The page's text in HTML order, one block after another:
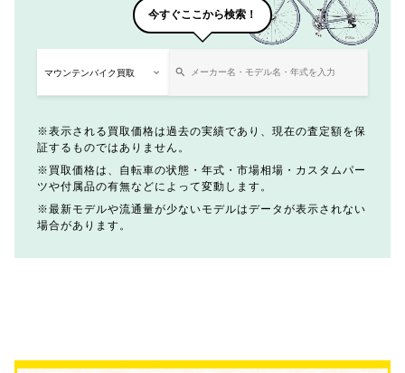
今すぐここから検索！
表示される買取価格は過去の実績であり、現在の査定額を保
証するものではありません。
買取価格は、自転車の状態・年式・市場相場・カスタムパー
ツや付属品の有無などによって変動します。
最新モデルや流通量が少ないモデルはデータが表示されない
場合があります。